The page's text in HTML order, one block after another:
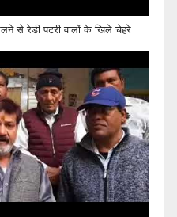
से रेडी पटरी वालों के खिले चेहरे